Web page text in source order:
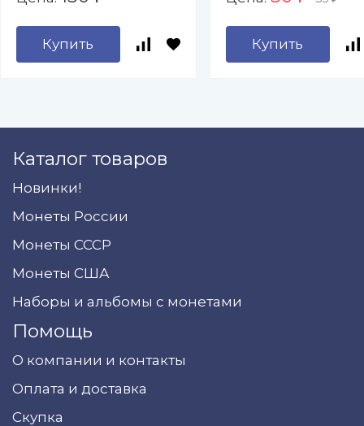
Купить Купить
Каталог товаров
Новинки!
Монеты России
Монеты СССР
Монеты США
Наборы и альбомы с монетами
Помощь
О компании и контакты
Оплата и доставка
Скупка